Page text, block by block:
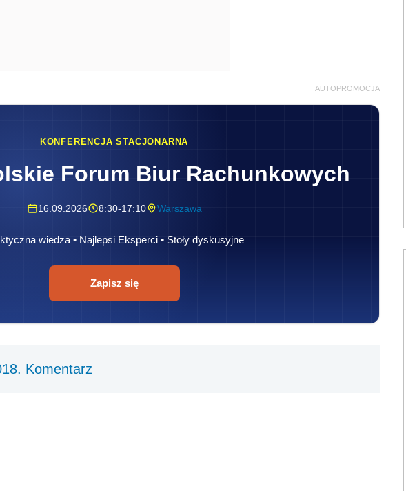
AUTOPROMOCJA
KONFERENCJA STACJONARNA
Forum Biur Rachunkowych
16.09.2026 8:30-17:10 Warszawa
wiedza • Najlepsi Eksperci • Stoły dyskusyjne
Zapisz się
Komentarz